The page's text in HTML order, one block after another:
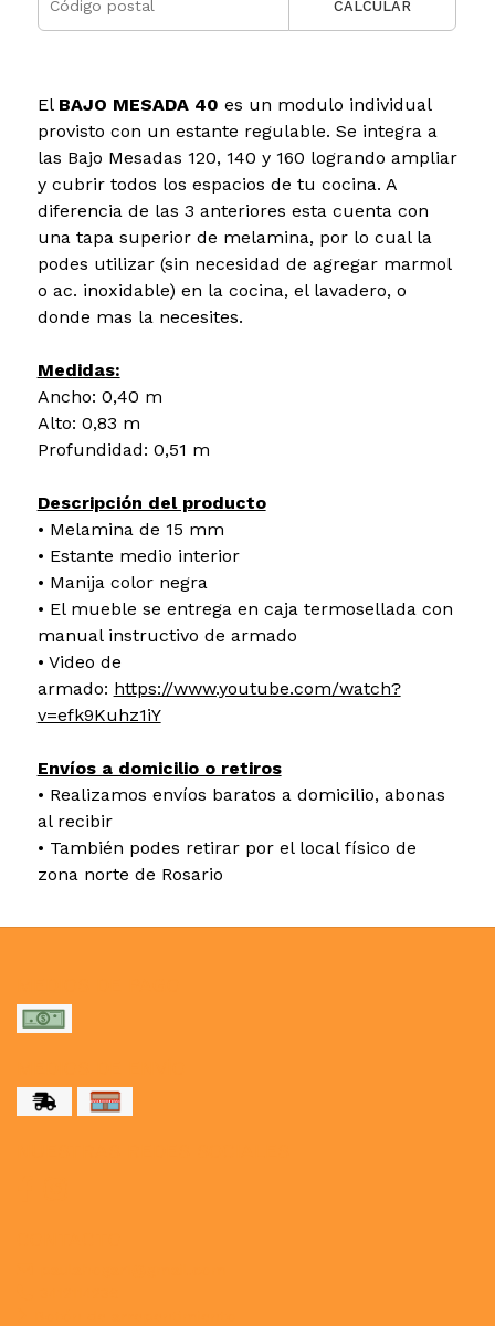
CALCULAR
El BAJO MESADA 40 es un modulo individual
provisto con un estante regulable. Se integra a
las Bajo Mesadas 120, 140 y 160 logrando ampliar
y cubrir todos los espacios de tu cocina. A
diferencia de las 3 anteriores esta cuenta con
una tapa superior de melamina, por lo cual la
podes utilizar (sin necesidad de agregar marmol
o ac. inoxidable) en la cocina, el lavadero, o
donde mas la necesites.
Medidas:
Ancho: 0,40 m
Alto: 0,83 m
Profundidad: 0,51 m
Descripción del producto
• Melamina de 15 mm
• Estante medio interior
• Manija color negra
• El mueble se entrega en caja termosellada con
manual instructivo de armado
• Video de
armado: https://www.youtube.com/watch?
v=efk9Kuhz1iY
Envíos a domicilio o retiros
• Realizamos envíos baratos a domicilio, abonas
al recibir
• También podes retirar por el local físico de
zona norte de Rosario